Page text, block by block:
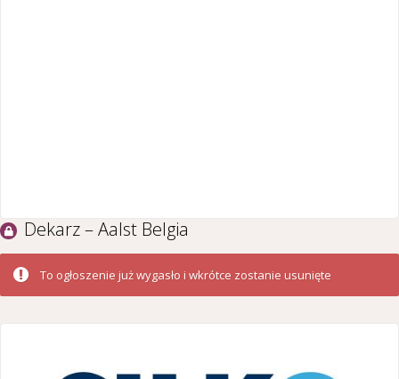
Dekarz – Aalst Belgia
To ogłoszenie już wygasło i wkrótce zostanie usunięte